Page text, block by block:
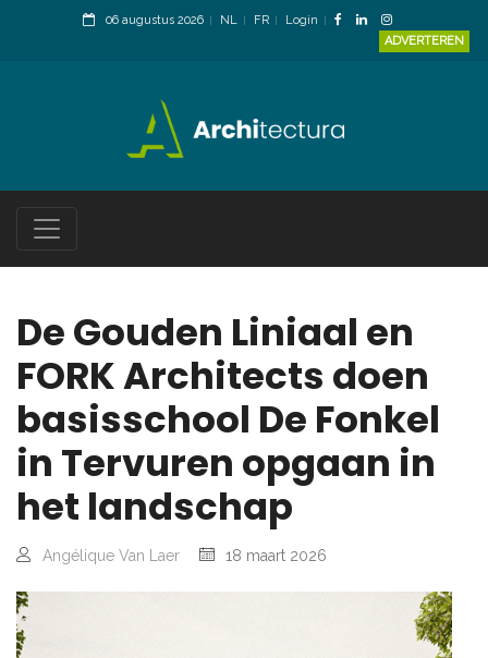
06 augustus 2026 NL FR
Login
ADVERTEREN
De Gouden Liniaal en
FORK Architects doen
basisschool De Fonkel
in Tervuren opgaan in
het landschap
Angélique Van Laer 18 maart 2026